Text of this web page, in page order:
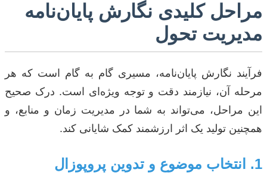
مراحل کلیدی نگارش پایان‌نامه
مدیریت تحول
فرآیند نگارش پایان‌نامه، مسیری گام به گام است که هر
مرحله آن، نیازمند دقت و توجه ویژه‌ای است. درک صحیح
این مراحل، می‌تواند به شما در مدیریت زمان و منابع، و
همچنین تولید یک اثر ارزشمند کمک شایانی کند.
1. انتخاب موضوع و تدوین پروپوزال